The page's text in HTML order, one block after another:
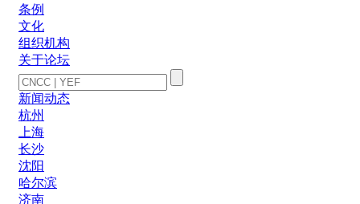
条例
文化
组织机构
关于论坛
新闻动态
杭州
上海
长沙
沈阳
哈尔滨
济南